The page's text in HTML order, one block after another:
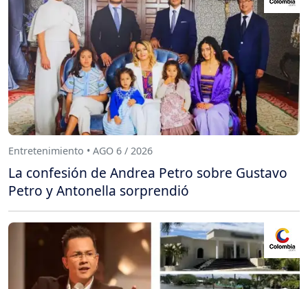
Entretenimiento • AGO 6 / 2026
La confesión de Andrea Petro sobre Gustavo
Petro y Antonella sorprendió